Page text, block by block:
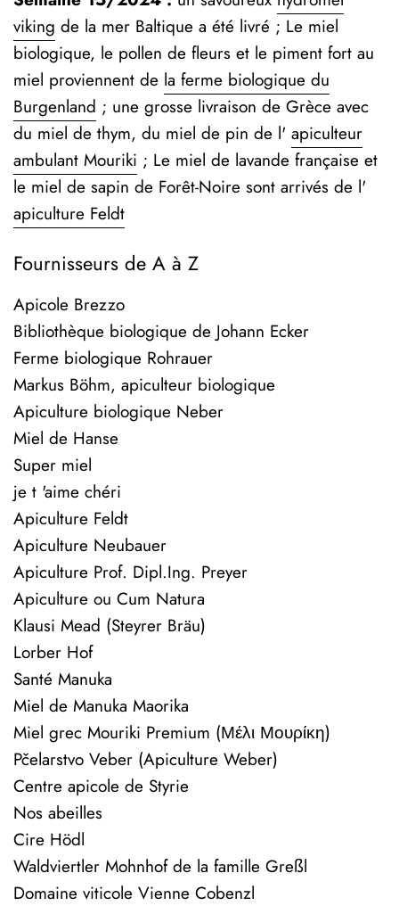
viking de la mer Baltique a été livré ; Le miel
biologique, le pollen de fleurs et le piment fort au
miel proviennent de la ferme biologique du
Burgenland ; une grosse livraison de Grèce avec
du miel de thym, du miel de pin de l' apiculteur
ambulant Mouriki ; Le miel de lavande française et
le miel de sapin de Forêt-Noire sont arrivés de l'
apiculture Feldt
Fournisseurs de A à Z
Apicole Brezzo
Bibliothèque biologique de Johann Ecker
Ferme biologique Rohrauer
Markus Böhm, apiculteur biologique
Apiculture biologique Neber
Miel de Hanse
Super miel
je t 'aime chéri
Apiculture Feldt
Apiculture Neubauer
Apiculture Prof. Dipl.Ing. Preyer
Apiculture ou Cum Natura
Klausi Mead (Steyrer Bräu)
Lorber Hof
Santé Manuka
Miel de Manuka Maorika
Miel grec Mouriki Premium (Μέλι Μουρίκη)
Pčelarstvo Veber (Apiculture Weber)
Centre apicole de Styrie
Nos abeilles
Cire Hödl
Waldviertler Mohnhof de la famille Greßl
Domaine viticole Vienne Cobenzl